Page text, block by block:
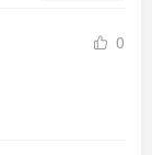
0